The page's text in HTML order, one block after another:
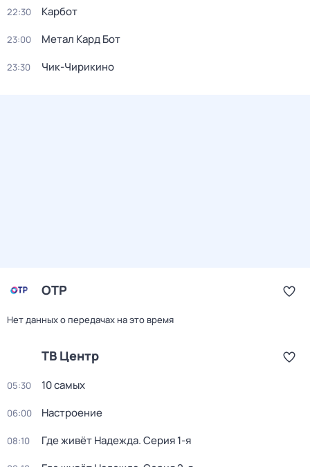
22:30 Карбот
23:00 Метал Кард Бот
23:30 Чик-Чирикино
ОТР
Нет данных о передачах на это время
ТВ Центр
05:30 10 самых
06:00 Настроение
08:10 Где живёт Надежда. Серия 1-я